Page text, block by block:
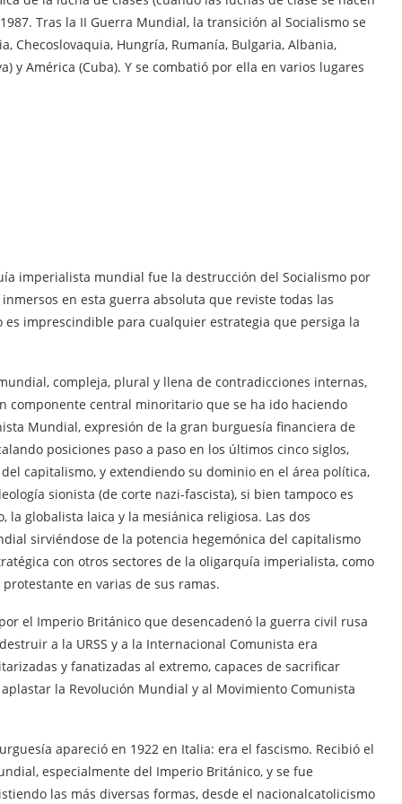
Tras la II Guerra Mundial, la transición al Socialismo se
Checoslovaquia, Hungría, Rumanía, Bulgaria, Albania,
y América (Cuba). Y se combatió por ella en varios lugares
imperialista mundial fue la destrucción del Socialismo por
en esta guerra absoluta que reviste todas las
imprescindible para cualquier estrategia que persiga la
compleja, plural y llena de contradicciones internas,
componente central minoritario que se ha ido haciendo
Mundial, expresión de la gran burguesía financiera de
posiciones paso a paso en los últimos cinco siglos,
capitalismo, y extendiendo su dominio en el área política,
sionista (de corte nazi-fascista), si bien tampoco es
la globalista laica y la mesiánica religiosa. Las dos
sirviéndose de la potencia hegemónica del capitalismo
con otros sectores de la oligarquía imperialista, como
en varias de sus ramas.
el Imperio Británico que desencadenó la guerra civil rusa
a la URSS y a la Internacional Comunista era
y fanatizadas al extremo, capaces de sacrificar
la Revolución Mundial y al Movimiento Comunista
apareció en 1922 en Italia: era el fascismo. Recibió el
especialmente del Imperio Británico, y se fue
las más diversas formas, desde el nacionalcatolicismo